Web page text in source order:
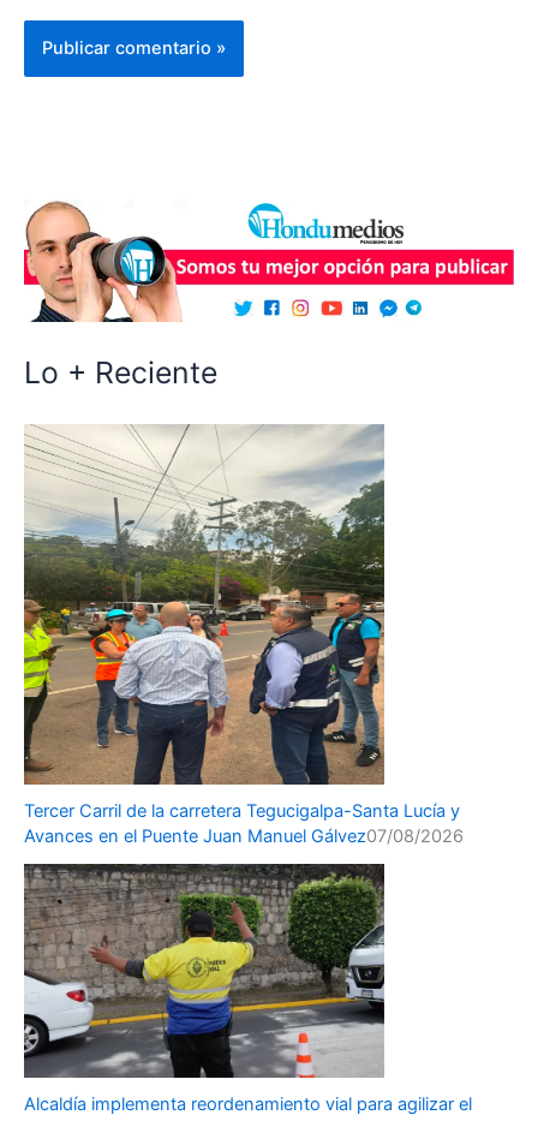
Lo + Reciente
Tercer Carril de la carretera Tegucigalpa-Santa Lucía y
Avances en el Puente Juan Manuel Gálvez07/08/2026
Alcaldía implementa reordenamiento vial para agilizar el